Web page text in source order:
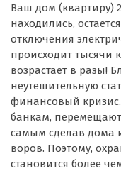
Ваш дом (квартиру)
находились,
отключения
происходит тысячи
возрастает в разы!
неутешительную
финансовый
банкам,
самым сделав дома
воров. Поэтому,
становится более